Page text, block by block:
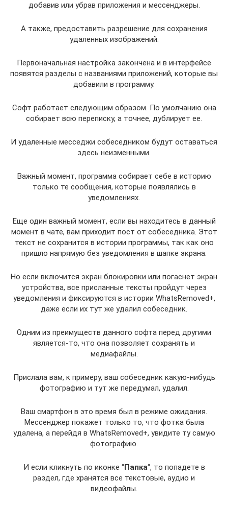
добавив или убрав приложения и мессенджеры.
А также, предоставить разрешение для сохранения
удаленных изображений.
Первоначальная настройка закончена и в интерфейсе
появятся разделы с названиями приложений, которые вы
добавили в программу.
Софт работает следующим образом. По умолчанию она
собирает всю переписку, а точнее, дублирует ее.
И удаленные месседжи собеседником будут оставаться
здесь неизменными.
Важный момент, программа собирает себе в историю
только те сообщения, которые появлялись в
уведомлениях.
Еще один важный момент, если вы находитесь в данный
момент в чате, вам приходит пост от собеседника. Этот
текст не сохранится в истории программы, так как оно
пришло напрямую без уведомления в шапке экрана.
Но если включится экран блокировки или погаснет экран
устройства, все присланные тексты пройдут через
уведомления и фиксируются в истории WhatsRemoved+,
даже если их тут же удалил собеседник.
Одним из преимуществ данного софта перед другими
является-то, что она позволяет сохранять и
медиафайлы.
Прислала вам, к примеру, ваш собеседник какую-нибудь
фотографию и тут же передумал, удалил.
Ваш смартфон в это время был в режиме ожидания.
Мессенджер покажет только то, что фотка была
удалена, а перейдя в WhatsRemoved+, увидите ту самую
фотографию.
И если кликнуть по иконке “Папка“, то попадете в
раздел, где хранятся все текстовые, аудио и
видеофайлы.